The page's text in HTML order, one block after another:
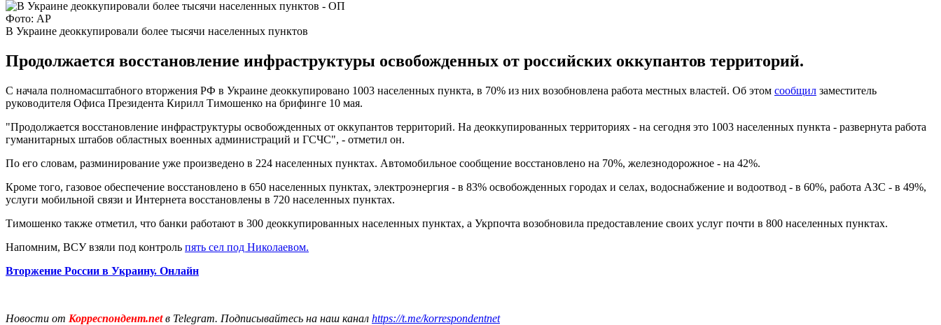
Фото: АР
В Украине деоккупировали более тысячи населенных пунктов
Продолжается восстановление инфраструктуры освобожденных от российских оккупантов территорий.
С начала полномасштабного вторжения РФ в Украине деоккупировано 1003 населенных пункта, в 70% из них возобновлена работа местных властей. Об этом сообщил заместитель
руководителя Офиса Президента Кирилл Тимошенко на брифинге 10 мая.
"Продолжается восстановление инфраструктуры освобожденных от оккупантов территорий. На деоккупированных территориях - на сегодня это 1003 населенных пункта - развернута работа
гуманитарных штабов областных военных администраций и ГСЧС", - отметил он.
По его словам, разминирование уже произведено в 224 населенных пунктах. Автомобильное сообщение восстановлено на 70%, железнодорожное - на 42%.
Кроме того, газовое обеспечение восстановлено в 650 населенных пунктах, электроэнергия - в 83% освобожденных городах и селах, водоснабжение и водоотвод - в 60%, работа АЗС - в 49%,
услуги мобильной связи и Интернета восстановлены в 720 населенных пунктах.
Тимошенко также отметил, что банки работают в 300 деоккупированных населенных пунктах, а Укрпочта возобновила предоставление своих услуг почти в 800 населенных пунктах.
Напомним, ВСУ взяли под контроль пять сел под Николаевом.
Вторжение России в Украину. Онлайн
Новости от Корреспондент.netв Telegram. Подписывайтесь на наш канал https://t.me/korrespondentnet